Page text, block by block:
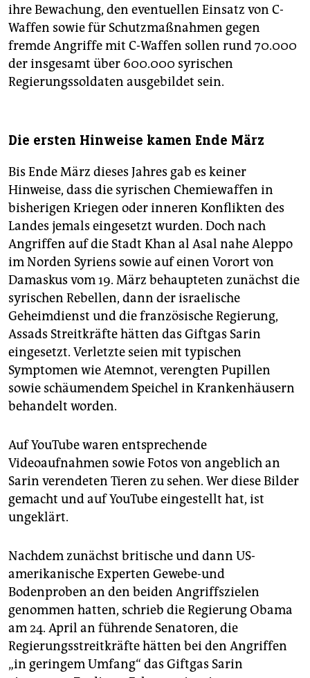
ihre Bewachung, den eventuellen Einsatz von C-
Waffen sowie für Schutzmaßnahmen gegen
fremde Angriffe mit C-Waffen sollen rund 70.000
der insgesamt über 600.000 syrischen
Regierungssoldaten ausgebildet sein.
Die ersten Hinweise kamen Ende März
Bis Ende März dieses Jahres gab es keiner
Hinweise, dass die syrischen Chemiewaffen in
bisherigen Kriegen oder inneren Konflikten des
Landes jemals eingesetzt wurden. Doch nach
Angriffen auf die Stadt Khan al Asal nahe Aleppo
im Norden Syriens sowie auf einen Vorort von
Damaskus vom 19. März behaupteten zunächst die
syrischen Rebellen, dann der israelische
Geheimdienst und die französische Regierung,
Assads Streitkräfte hätten das Giftgas Sarin
eingesetzt. Verletzte seien mit typischen
Symptomen wie Atemnot, verengten Pupillen
sowie schäumendem Speichel in Krankenhäusern
behandelt worden.
Auf YouTube waren entsprechende
Videoaufnahmen sowie Fotos von angeblich an
Sarin verendeten Tieren zu sehen. Wer diese Bilder
gemacht und auf YouTube eingestellt hat, ist
ungeklärt.
Nachdem zunächst britische und dann US-
amerikanische Experten Gewebe-und
Bodenproben an den beiden Angriffszielen
genommen hatten, schrieb die Regierung Obama
am 24. April an führende Senatoren, die
Regierungsstreitkräfte hätten bei den Angriffen
„in geringem Umfang“ das Giftgas Sarin